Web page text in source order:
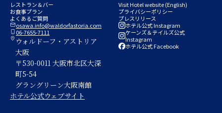
レストラン＆バー
お食事プラン
よくあるご質問
Visit Hotel website (English)
プライバシーポリシー
プレスリリース
osawa.info@waldorfastoria.com
 06-7655-7111
 ウォルドーフ・アストリア
大阪
〒530-0011 大阪市北区大深
町5-54
グラングリーン大阪南館
ホテル公式ウェブサイト
ホテル公式 Instagram
ケーンズ＆テイルズ公式
Instagram
ホテル公式 Facebook